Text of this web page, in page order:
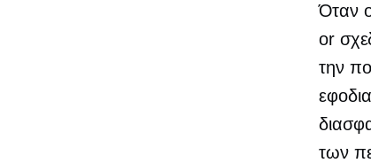
Όταν
or
την
των